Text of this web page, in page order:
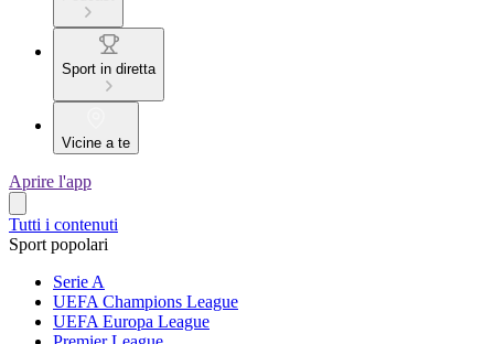
Sport in diretta
Vicine a te
Aprire l'app
Tutti i contenuti
Sport popolari
Serie A
UEFA Champions League
UEFA Europa League